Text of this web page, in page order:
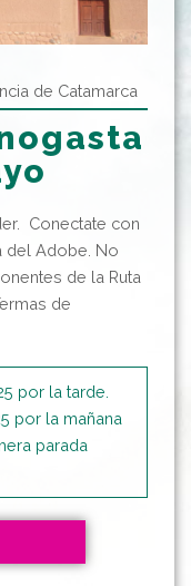
de Catamarca
Conectate con
del Adobe. No
de la Ruta
de
por la tarde.
por la mañana
parada